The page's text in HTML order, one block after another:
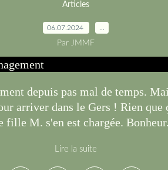
Articles
06.07.2024
Par JMMF
depuis pas mal de temps.
arriver dans le Gers ! Rien que
M. s'en est chargée.
Lire la suite